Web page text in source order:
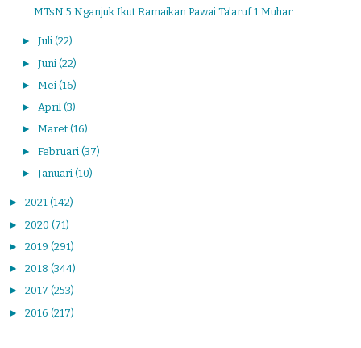
MTsN 5 Nganjuk Ikut Ramaikan Pawai Ta'aruf 1 Muhar...
► Juli (22)
► Juni (22)
► Mei (16)
► April (3)
► Maret (16)
► Februari (37)
► Januari (10)
► 2021 (142)
► 2020 (71)
► 2019 (291)
► 2018 (344)
► 2017 (253)
► 2016 (217)